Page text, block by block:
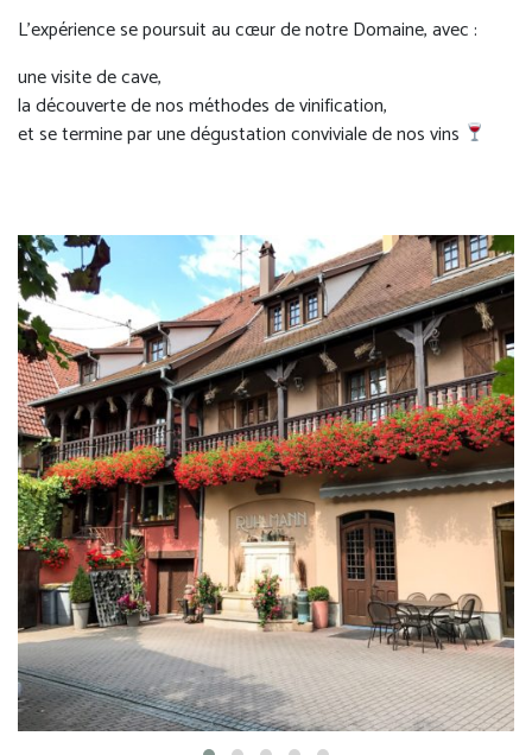
L’expérience se poursuit au cœur de notre Domaine, avec :
une visite de cave,
la découverte de nos méthodes de vinification,
et se termine par une dégustation conviviale de nos vins